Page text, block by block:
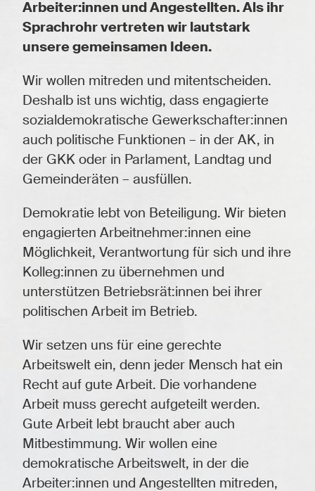
Arbeiter:innen und Angestellten. Als ihr
Sprachrohr vertreten wir lautstark
unsere gemeinsamen Ideen.
Wir wollen mitreden und mitentscheiden.
Deshalb ist uns wichtig, dass engagierte
sozialdemokratische Gewerkschafter:innen
auch politische Funktionen – in der AK, in
der GKK oder in Parlament, Landtag und
Gemeinderäten – ausfüllen.
Demokratie lebt von Beteiligung. Wir bieten
engagierten Arbeitnehmer:innen eine
Möglichkeit, Verantwortung für sich und ihre
Kolleg:innen zu übernehmen und
unterstützen Betriebsrät:innen bei ihrer
politischen Arbeit im Betrieb.
Wir setzen uns für eine gerechte
Arbeitswelt ein, denn jeder Mensch hat ein
Recht auf gute Arbeit. Die vorhandene
Arbeit muss gerecht aufgeteilt werden.
Gute Arbeit lebt braucht aber auch
Mitbestimmung. Wir wollen eine
demokratische Arbeitswelt, in der die
Arbeiter:innen und Angestellten mitreden,